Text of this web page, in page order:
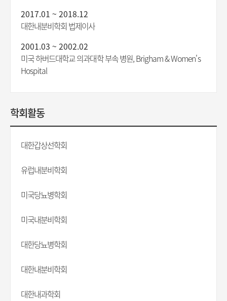
2017.01 ~ 2018.12
대한내분비학회 법제이사
2001.03 ~ 2002.02
미국 하버드대학교 의과대학 부속 병원, Brigham & Women's
Hospital
학회활동
대한갑상선학회
유럽내분비학회
미국당뇨병학회
미국내분비학회
대한당뇨병학회
대한내분비학회
대한내과학회